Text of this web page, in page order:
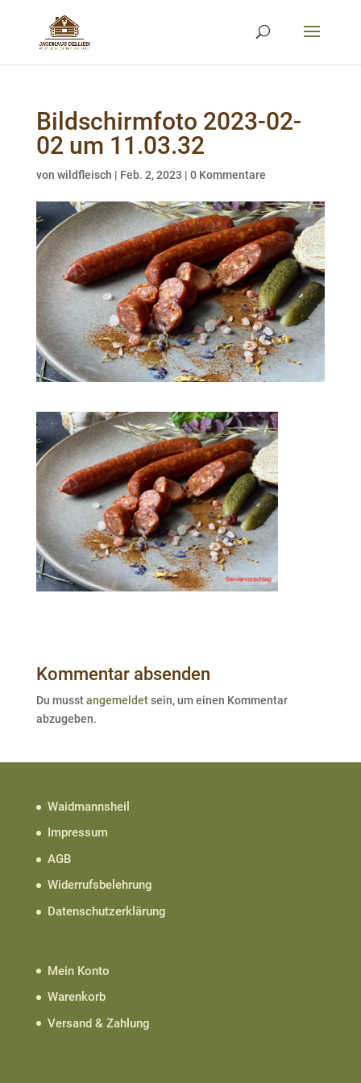
Bildschirmfoto 2023-02-
02 um 11.03.32
von wildfleisch | Feb. 2, 2023 | 0 Kommentare
Kommentar absenden
Du musstangemeldetsein, um einen Kommentar
abzugeben.
Waidmannsheil
Impressum
AGB
Widerrufsbelehrung
Datenschutzerklärung
Mein Konto
Warenkorb
Versand & Zahlung